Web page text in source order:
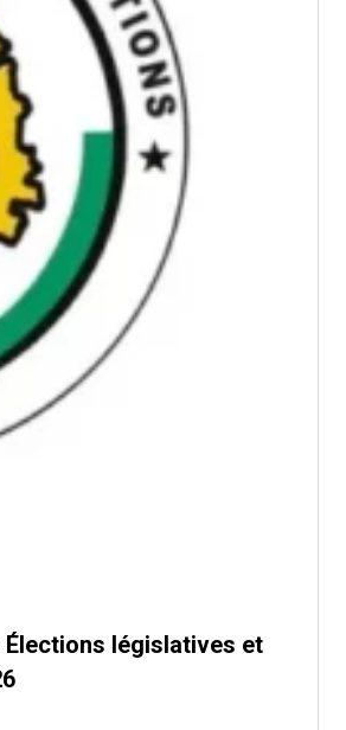
législatives et